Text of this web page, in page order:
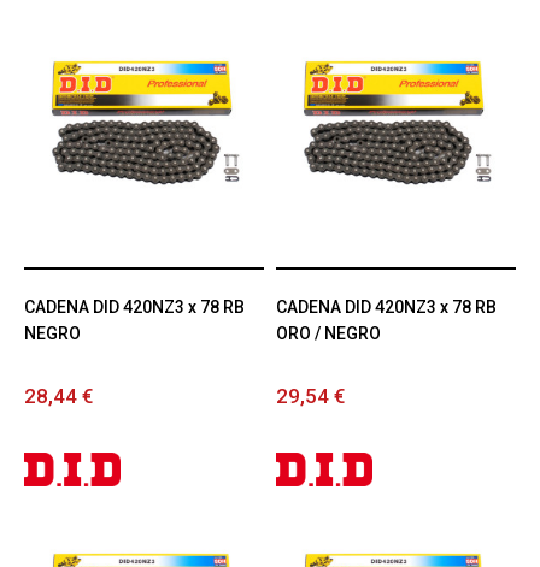
CADENA DID 420NZ3 x 78 RB
NEGRO
28,44 €
CADENA DID 420NZ3 x 78 RB
ORO / NEGRO
29,54 €